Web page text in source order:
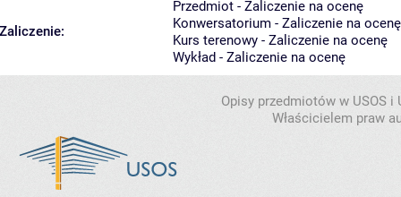
Zaliczenie:
Przedmiot - Zaliczenie na ocenę
Konwersatorium - Zaliczenie na ocenę
Kurs terenowy - Zaliczenie na ocenę
Wykład - Zaliczenie na ocenę
Opisy przedmiotów w USOS
Właścicielem praw